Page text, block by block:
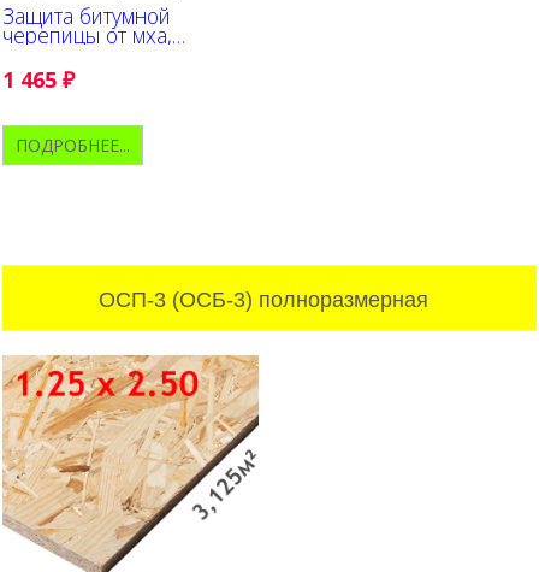
Защита битумной
черепицы от мха,
1 465 ₽
ПОДРОБНЕЕ...
ОСП-3 (ОСБ-3) полноразмерная